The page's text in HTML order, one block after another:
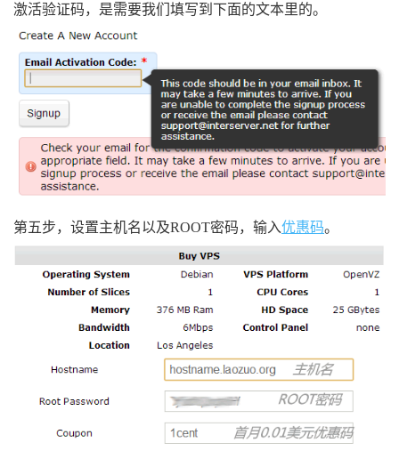
激活验证码，是需要我们填写到下面的文本里的。
第五步，设置主机名以及ROOT密码，输入优惠码。